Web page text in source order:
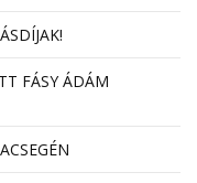
FÁSY ÁDÁM